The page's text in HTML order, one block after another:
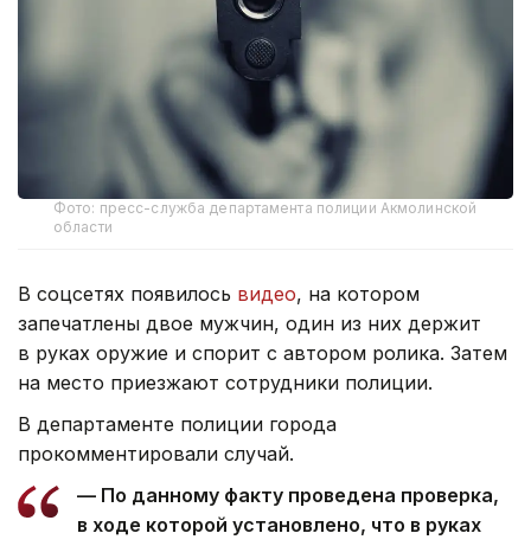
Фото: пресс-служба департамента полиции Акмолинской
области
В соцсетях появилось видео, на котором
запечатлены двое мужчин, один из них держит
в руках оружие и спорит с автором ролика. Затем
на место приезжают сотрудники полиции.
В департаменте полиции города
прокомментировали случай.
— По данному факту проведена проверка,
в ходе которой установлено, что в руках